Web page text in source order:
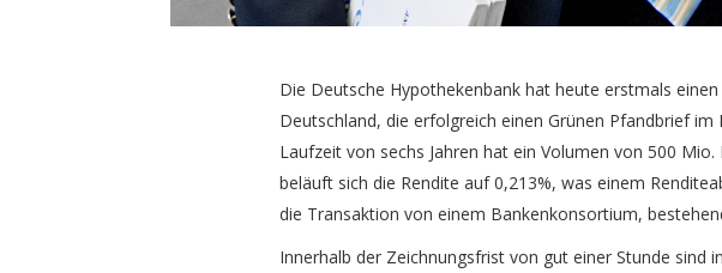
Die Deutsche Hypothekenbank hat heute erstmals
Deutschland, die erfolgreich einen Grünen Pfandbrief
Laufzeit von sechs Jahren hat ein Volumen von 500
beläuft sich die Rendite auf 0,213%, was einem
die Transaktion von einem Bankenkonsortium,
Innerhalb der Zeichnungsfrist von gut einer Stunde sind